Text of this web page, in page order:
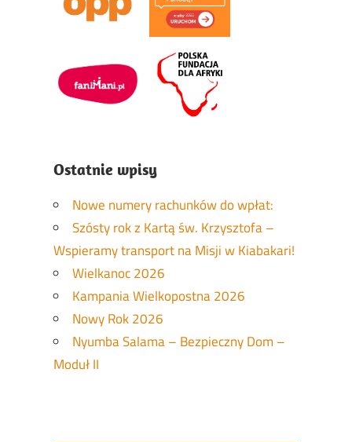
Ostatnie wpisy
Nowe numery rachunków do wpłat:
Szósty rok z Kartą św. Krzysztofa –
Wspieramy transport na Misji w Kiabakari!
Wielkanoc 2026
Kampania Wielkopostna 2026
Nowy Rok 2026
Nyumba Salama – Bezpieczny Dom –
Moduł II